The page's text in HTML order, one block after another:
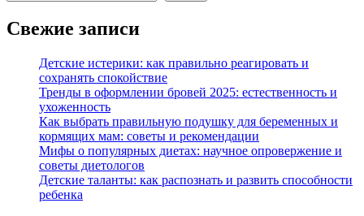
Свежие записи
Детские истерики: как правильно реагировать и
сохранять спокойствие
Тренды в оформлении бровей 2025: естественность и
ухоженность
Как выбрать правильную подушку для беременных и
кормящих мам: советы и рекомендации
Мифы о популярных диетах: научное опровержение и
советы диетологов
Детские таланты: как распознать и развить способности
ребенка